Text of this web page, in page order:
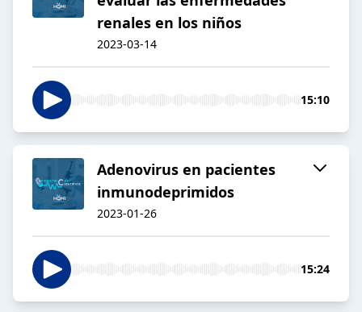
renales en los niños
2023-03-14
15:10
Adenovirus en pacientes
inmunodeprimidos
2023-01-26
15:24